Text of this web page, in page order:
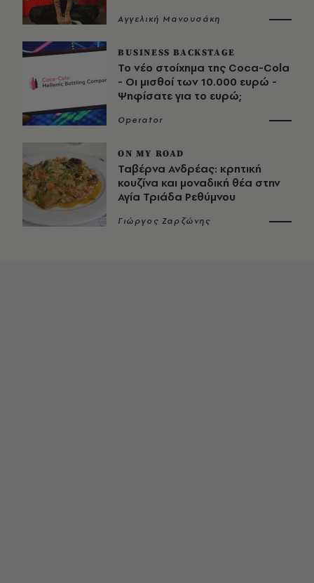
Αγγελική Μανουσάκη
BUSINESS BACKSTAGE
Το νέο στοίχημα της Coca-Cola
- Οι μισθοί των 10.000 ευρώ -
Ψηφίσατε για το ευρώ;
Operator
ON MY ROAD
Ταβέρνα Ανδρέας: κρητική
κουζίνα και μοναδική θέα στην
Αγία Τριάδα Ρεθύμνου
Γιώργος Ζαρζώνης